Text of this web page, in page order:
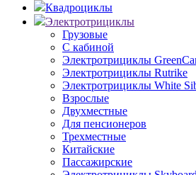
Квадроциклы
Электротрициклы
Грузовые
С кабиной
Электротрициклы
Электротрициклы Rutrike
Электротрициклы White
Взрослые
Двухместные
Для пенсионеров
Трехместные
Китайские
Пассажирские